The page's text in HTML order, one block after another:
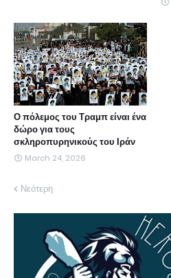
Ο πόλεμος του Τραμπ είναι ένα
δώρο για τους
σκληροπυρηνικούς του Ιράν
March 24, 2026
Νεότερη